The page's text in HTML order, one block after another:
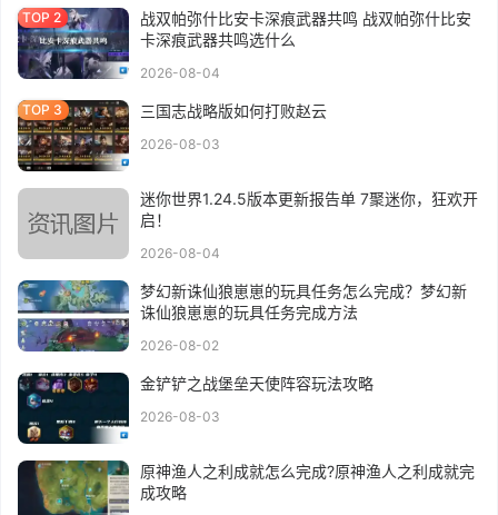
战双帕弥什比安卡深痕武器共鸣 战双帕弥什比安
卡深痕武器共鸣选什么
2026-08-04
三国志战略版如何打败赵云
2026-08-03
迷你世界1.24.5版本更新报告单 7聚迷你，狂欢开
启！
2026-08-04
梦幻新诛仙狼崽崽的玩具任务怎么完成？梦幻新
诛仙狼崽崽的玩具任务完成方法
2026-08-02
金铲铲之战堡垒天使阵容玩法攻略
2026-08-03
原神渔人之利成就怎么完成?原神渔人之利成就完
成攻略